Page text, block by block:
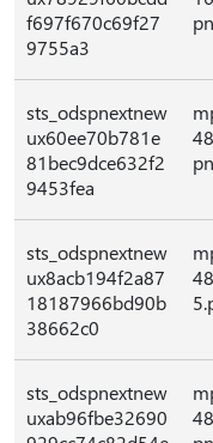
f697f670c69f27
9755a3
sts_odspnextnew
ux60ee70b781e
81bec9dce632f2
9453fea
sts_odspnextnew
ux8acb194f2a87
18187966bd90b
38662c0
sts_odspnextnew
uxab96fbe32690